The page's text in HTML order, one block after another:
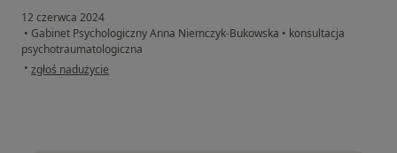
12 czerwca 2024
• Gabinet Psychologiczny Anna Niemczyk-Bukowska • konsultacja
psychotraumatologiczna
• w opinii użytkownika Lena
zgłoś nadużycie